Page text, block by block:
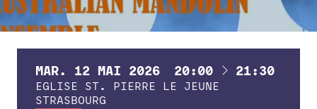
MAR. 12 MAI 2026 20:00 À 21:30
EGLISE ST. PIERRE LE JEUNE
STRASBOURG